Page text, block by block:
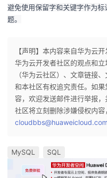
避免使用保留字和关键字作为
题。
【声明】本内容来自华为云
华为云开发者社区的观点和
（华为云社区）、文章链接
和本社区有权追究责任。如
容，欢迎发送邮件进行举报
社区将立刻删除涉嫌侵权内容
cloudbbs@huaweicloud.com
MySQL SQL